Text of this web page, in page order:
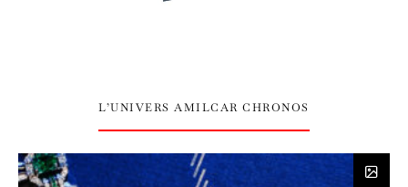
L’UNIVERS AMILCAR CHRONOS